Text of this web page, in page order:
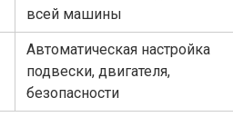
всей машины
Автоматическая настройка
подвески, двигателя,
безопасности